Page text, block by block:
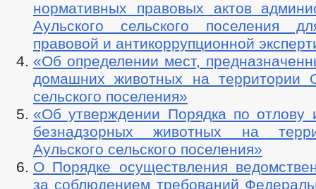
нормативных правовых актов
Аульского сельского поселения
правовой и антикоррупционной
«Об определении мест,
домашних животных на территории
сельского поселения»
«Об утверждении Порядка по
безнадзорных животных на
Аульского сельского поселения»
О Порядке осуществления
за соблюдением требований